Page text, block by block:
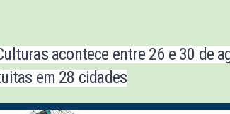
acontece entre 26 e 30 de
em 28 cidades